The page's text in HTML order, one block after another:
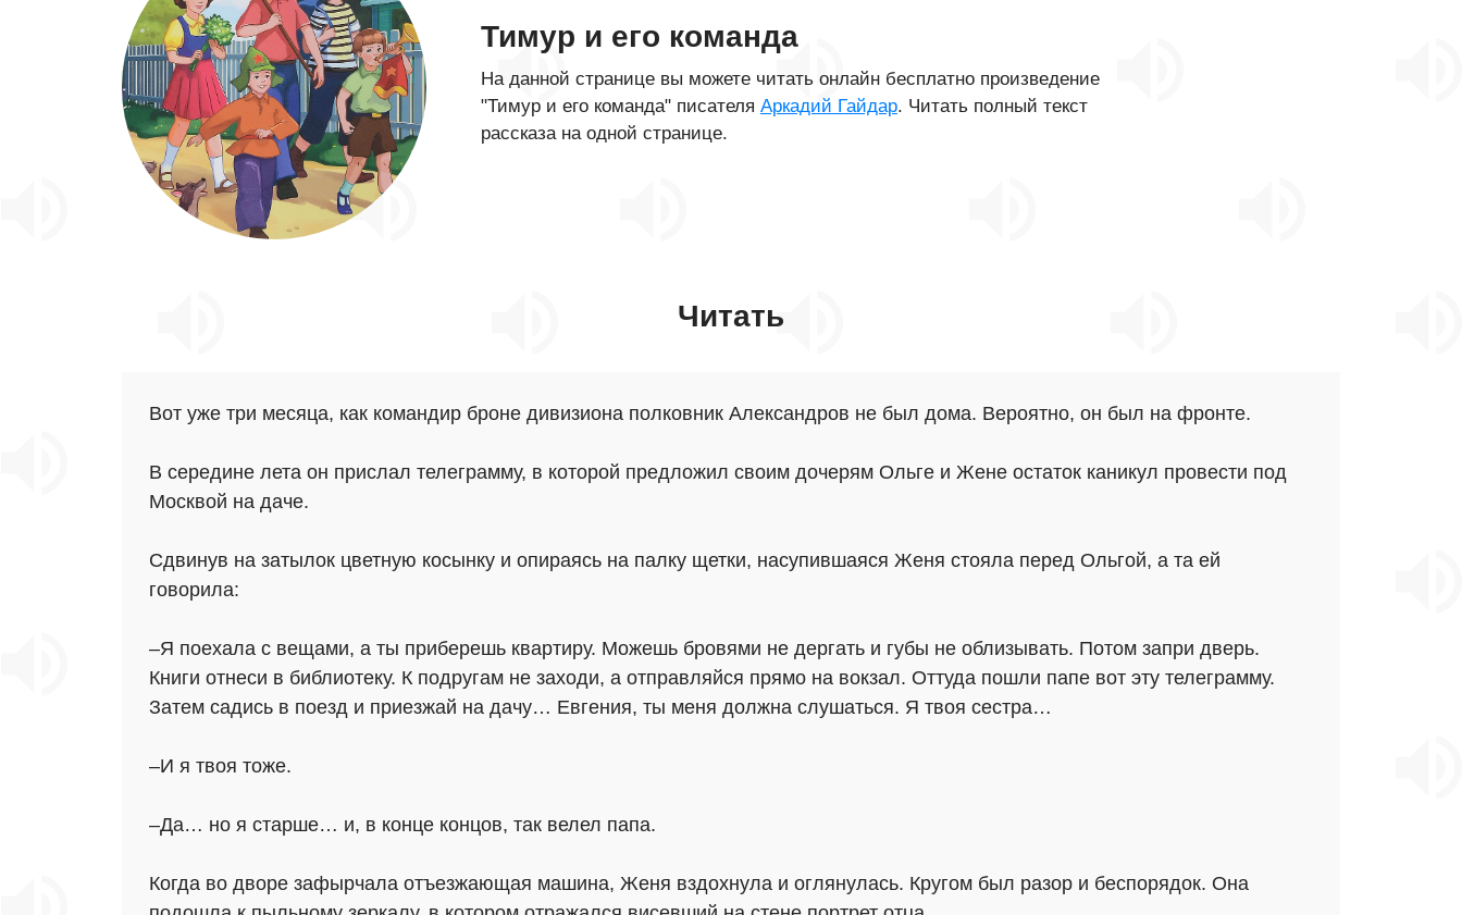
Тимур и его команда
На данной странице вы можете читать онлайн бесплатно произведение
"Тимур и его команда" писателя Аркадий Гайдар. Читать полный текст
рассказа на одной странице.
Читать
Вот уже три месяца, как командир броне дивизиона полковник Александров не был дома. Вероятно, он был на фронте.
В середине лета он прислал телеграмму, в которой предложил своим дочерям Ольге и Жене остаток каникул провести под
Москвой на даче.
Сдвинув на затылок цветную косынку и опираясь на палку щетки, насупившаяся Женя стояла перед Ольгой, а та ей
говорила:
–Я поехала с вещами, а ты приберешь квартиру. Можешь бровями не дергать и губы не облизывать. Потом запри дверь.
Книги отнеси в библиотеку. К подругам не заходи, а отправляйся прямо на вокзал. Оттуда пошли папе вот эту телеграмму.
Затем садись в поезд и приезжай на дачу… Евгения, ты меня должна слушаться. Я твоя сестра…
–И я твоя тоже.
–Да… но я старше… и, в конце концов, так велел папа.
Когда во дворе зафырчала отъезжающая машина, Женя вздохнула и оглянулась. Кругом был разор и беспорядок. Она